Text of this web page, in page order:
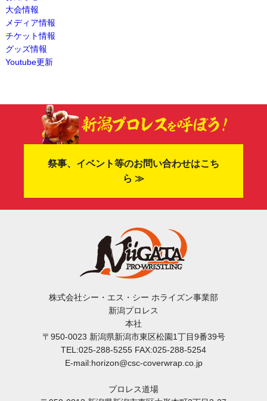
大会情報
メディア情報
チケット情報
グッズ情報
Youtube更新
祭事、イベント等のお問い合わせはこち
ら ≫
株式会社シー・エス・シー ホライズン事業部
新潟プロレス
本社
〒950-0023 新潟県新潟市東区松園1丁目9番39号
TEL:025-288-5255 FAX:025-288-5254
E-mail:horizon@csc-coverwrap.co.jp
プロレス道場